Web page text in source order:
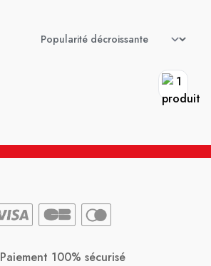
Paiement 100% sécurisé